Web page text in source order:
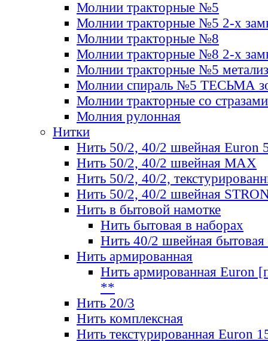
Молнии тракторные №5
Молнии тракторные №5 2-х
Молнии тракторные №8
Молнии тракторные №8 2-х
Молнии тракторные №5
Молнии спираль №5 ТЕСЬМА
Молнии тракторные со стразами
Молния рулонная
Нитки
Нить 50/2, 40/2 швейная Euron
Нить 50/2, 40/2 швейная МАХ
Нить 50/2, 40/2,
Нить 50/2, 40/2 швейная
Нить в бытовой намотке
Нить бытовая в наборах
Нить 40/2 швейная бытовая
Нить армированная
Нить армированная Euron
**
Нить 20/3
Нить комплексная
Нить текстурированная Euron